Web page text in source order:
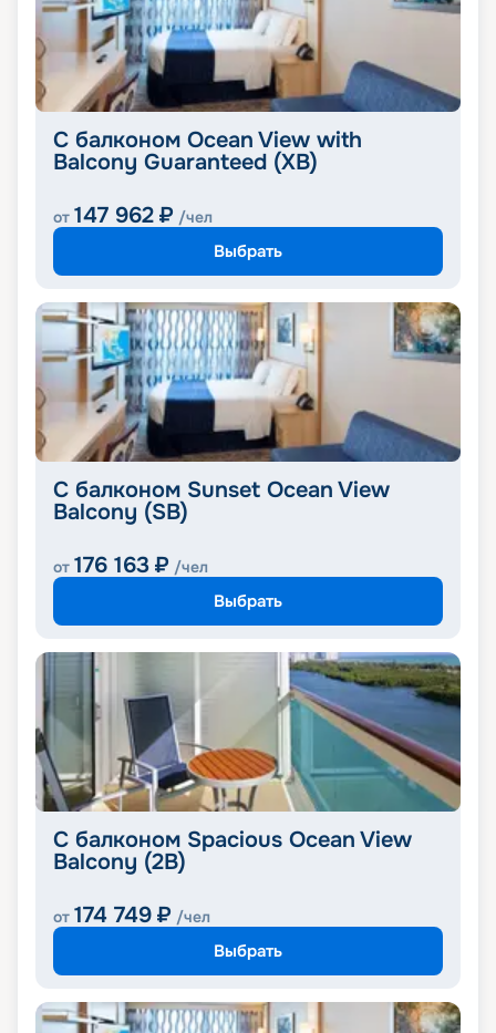
С балконом Ocean View with
Balcony Guaranteed (XB)
от 147 962 ₽ /чел
Выбрать
С балконом Sunset Ocean View
Balcony (SB)
от 176 163 ₽ /чел
Выбрать
С балконом Spacious Ocean View
Balcony (2B)
от 174 749 ₽ /чел
Выбрать